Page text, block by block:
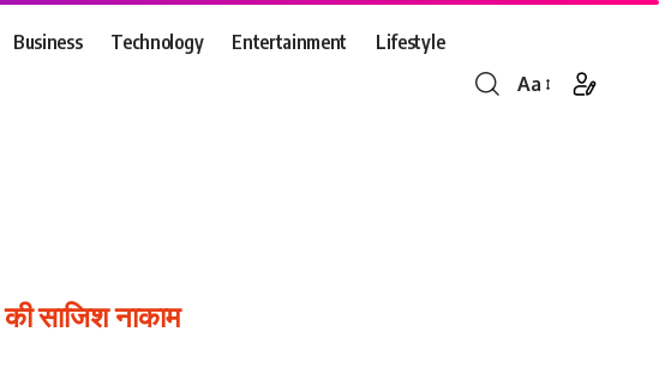
Business Technology Entertainment Lifestyle
Aa
साजिश नाकाम